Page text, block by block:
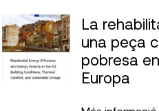
La
una peça
pobresa
Europa